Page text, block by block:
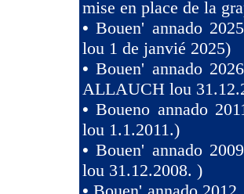
mise en place de la
•Bouen' annado
lou 1 de janvié 2025)
•Bouen' annado
ALLAUCH lou
•Boueno annado
lou 1.1.2011.)
•Bouen' annado
lou 31.12.2008. )